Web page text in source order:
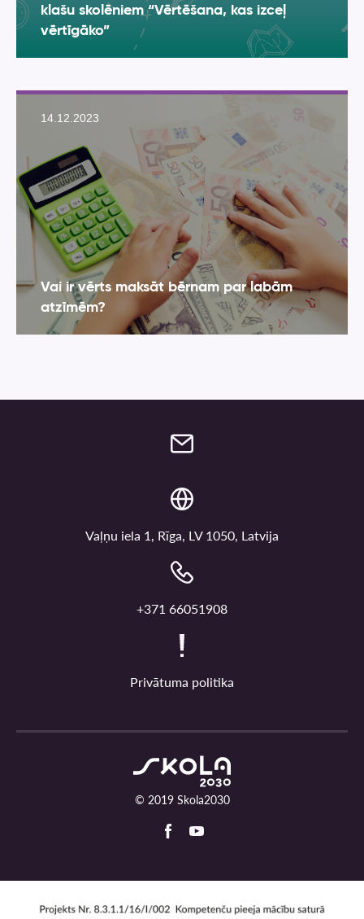
klašu skolēniem “Vērtēšana, kas izceļ
vērtīgāko”
14.12.2023
Vai ir vērts maksāt bērnam par labām
atzīmēm?
Vaļņu iela 1, Rīga, LV 1050, Latvija
+371 66051908
Privātuma politika
© 2019 Skola2030